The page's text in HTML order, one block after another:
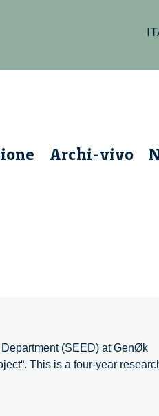
Archi-vivo
(SEED) at GenØk
This is a four-year